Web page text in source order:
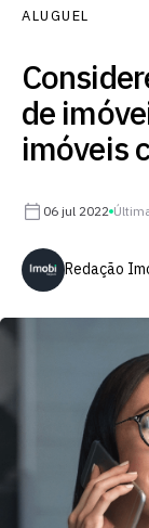
ALUGUEL
de
imóveis
06 jul 2022
Redação